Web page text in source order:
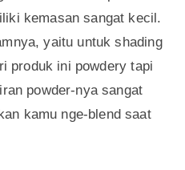
kemasan sangat kecil.
yaitu untuk shading
produk ini powdery tapi
powder-nya sangat
kamu nge-blend saat